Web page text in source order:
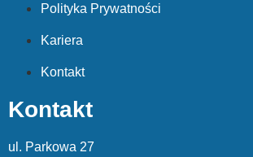
Polityka Prywatności
Kariera
Kontakt
Kontakt
ul. Parkowa 27